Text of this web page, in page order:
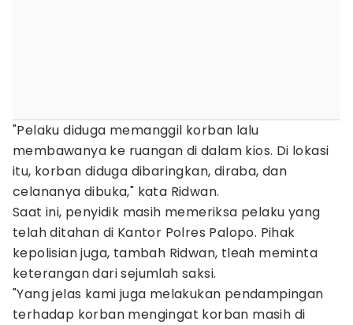
"Pelaku diduga memanggil korban lalu
membawanya ke ruangan di dalam kios. Di lokasi
itu, korban diduga dibaringkan, diraba, dan
celananya dibuka," kata Ridwan.
Saat ini, penyidik masih memeriksa pelaku yang
telah ditahan di Kantor Polres Palopo. Pihak
kepolisian juga, tambah Ridwan, tleah meminta
keterangan dari sejumlah saksi.
"Yang jelas kami juga melakukan pendampingan
terhadap korban mengingat korban masih di